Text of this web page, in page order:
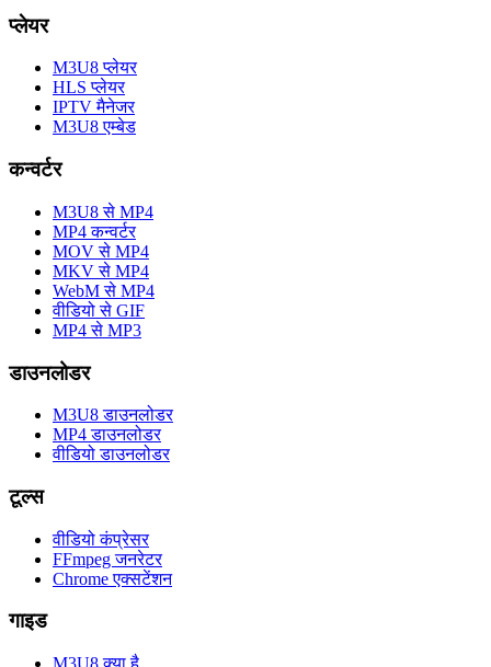
प्लेयर
M3U8 प्लेयर
HLS प्लेयर
IPTV मैनेजर
M3U8 एम्बेड
कन्वर्टर
M3U8 से MP4
MP4 कन्वर्टर
MOV से MP4
MKV से MP4
WebM से MP4
वीडियो से GIF
MP4 से MP3
डाउनलोडर
M3U8 डाउनलोडर
MP4 डाउनलोडर
वीडियो डाउनलोडर
टूल्स
वीडियो कंप्रेसर
FFmpeg जनरेटर
Chrome एक्सटेंशन
गाइड